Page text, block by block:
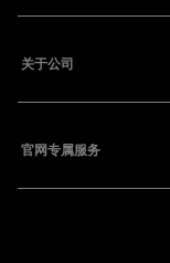
关于公司
官网专属服务